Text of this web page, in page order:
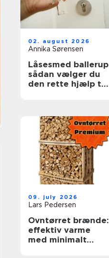
02. august 2026
Annika Sørensen
Låsesmed ballerup
sådan vælger du
den rette hjælp til
09. july 2026
Lars Pedersen
Ovntørret brænde:
effektiv varme
med minimalt